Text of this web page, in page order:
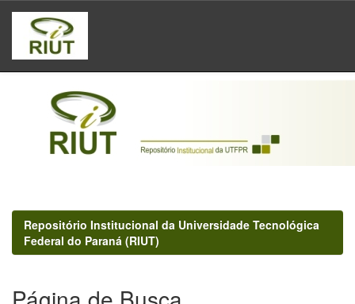
Skip
navigation
Repositório Institucional da Universidade Tecnológica
Federal do Paraná (RIUT)